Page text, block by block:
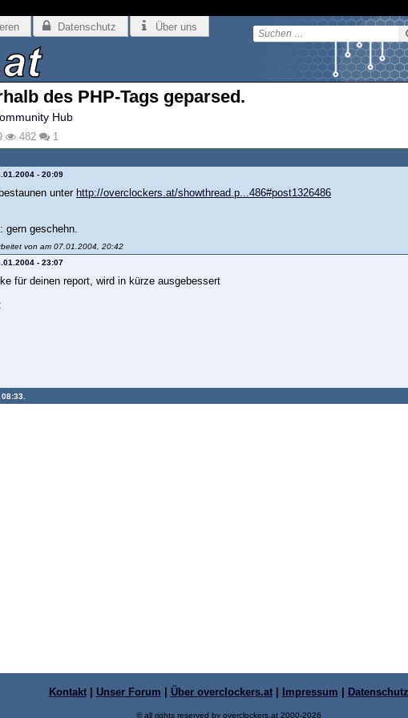
Datenschutz Über uns
des PHP-Tags geparsed.
Hub
482 1
- 20:09
unter http://overclockers.at/showthread.p...486#post1326486
gern geschehn.
von am 07.01.2004, 20:42
- 23:07
für deinen report, wird in kürze ausgebessert
Kontakt| Unser Forum | Über overclockers.at| Impressum | Datenschutz
© all rights reserved by overclockers.at 2000-2026